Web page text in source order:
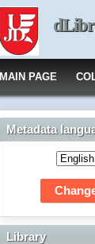
MAIN PAGE
Metadata
Library